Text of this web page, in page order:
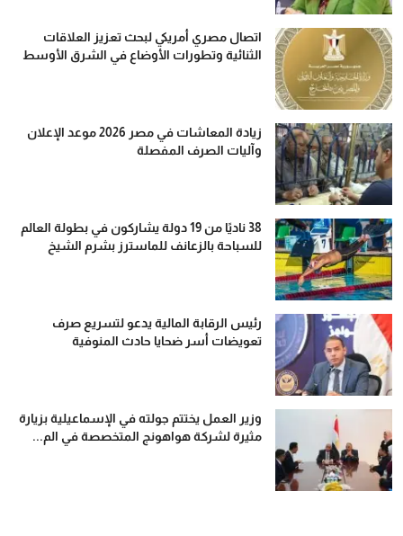
اتصال مصري أمريكي لبحث تعزيز العلاقات
الثنائية وتطورات الأوضاع في الشرق الأوسط
زيادة المعاشات في مصر 2026 موعد الإعلان
وآليات الصرف المفصلة
38 ناديًا من 19 دولة يشاركون في بطولة العالم
للسباحة بالزعانف للماسترز بشرم الشيخ
رئيس الرقابة المالية يدعو لتسريع صرف
تعويضات أسر ضحايا حادث المنوفية
وزير العمل يختتم جولته في الإسماعيلية بزيارة
مثيرة لشركة هواهونج المتخصصة في الم...